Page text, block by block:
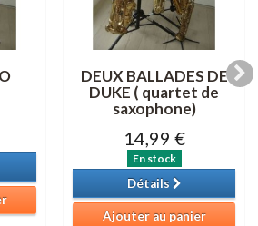
DEUX BALLADES DE
DUKE ( quartet de
saxophone)
14,99 €
En stock
Détails
Ajouter au panier